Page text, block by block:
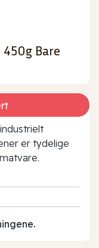
Bare
er tydelige